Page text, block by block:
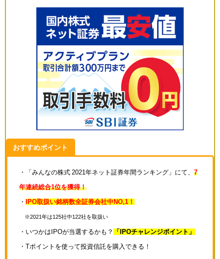
おすすめポイント
・「みんなの株式 2021年ネット証券年間ランキング」にて、 7
年連続総合1位を獲得！
・ IPO取扱い銘柄数全証券会社中NO,1！
※2021年は125社中122社を取扱い
・いつかはIPOが当選するかも？ 「IPOチャレンジポイント」
・Tポイントを使って投資信託を購入できる！